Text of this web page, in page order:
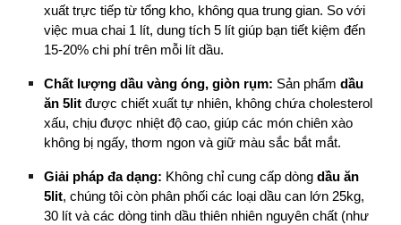
xuất trực tiếp từ tổng kho, không qua trung gian. So với
việc mua chai 1 lít, dung tích 5 lít giúp bạn tiết kiệm đến
15-20% chi phí trên mỗi lít dầu.
Chất lượng dầu vàng óng, giòn rụm: Sản phẩmdầu
ăn 5lit được chiết xuất tự nhiên, không chứa cholesterol
xấu, chịu được nhiệt độ cao, giúp các món chiên xào
không bị ngấy, thơm ngon và giữ màu sắc bắt mắt.
Giải pháp đa dạng: Không chỉ cung cấp dòngdầu ăn
5lit, chúng tôi còn phân phối các loại dầu can lớn 25kg,
30 lít và các dòng tinh dầu thiên nhiên nguyên chất (như